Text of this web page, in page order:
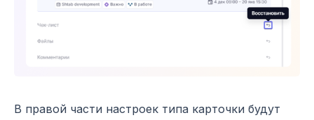
В правой части настроек типа карточки будут